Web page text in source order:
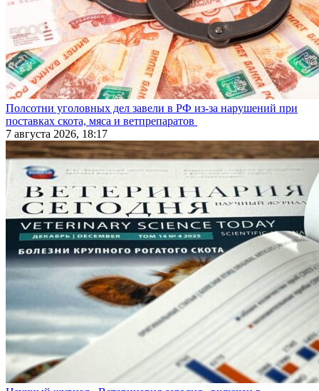
Полсотни уголовных дел завели в РФ из-за нарушений при
поставках скота, мяса и ветпрепаратов
7 августа 2026, 18:17